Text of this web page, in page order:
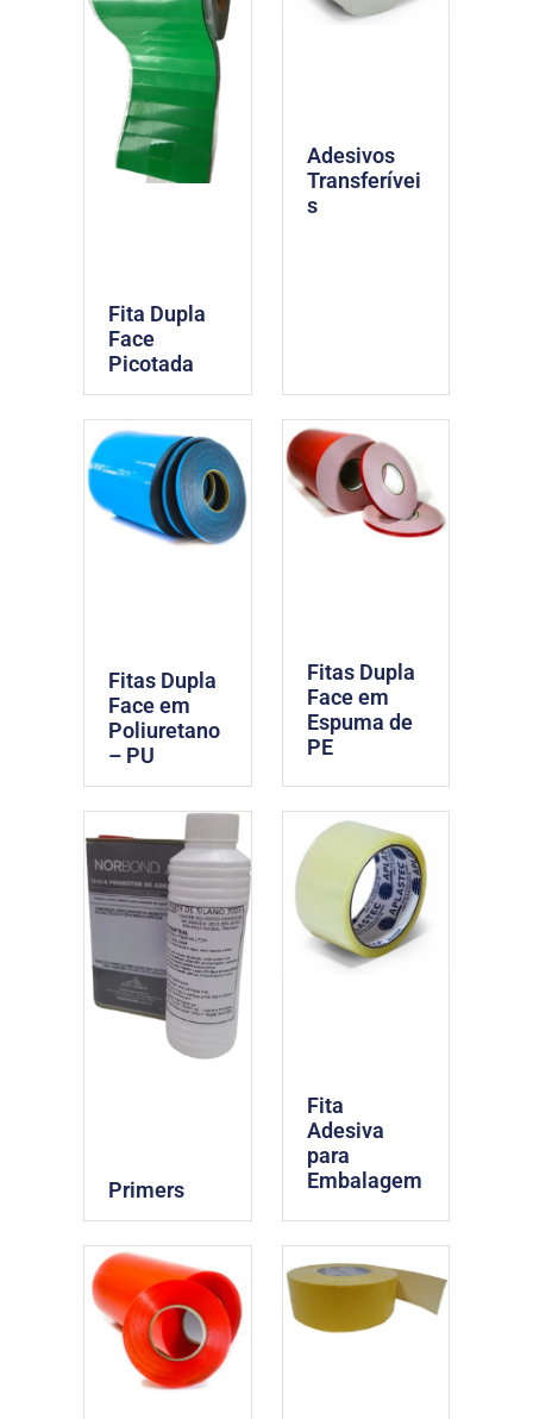
Fita Dupla
Face
Picotada
Adesivos
Transferívei
s
Fitas Dupla
Face em
Poliuretano
– PU
Fitas Dupla
Face em
Espuma de
PE
Primers
Fita
Adesiva
para
Embalagem